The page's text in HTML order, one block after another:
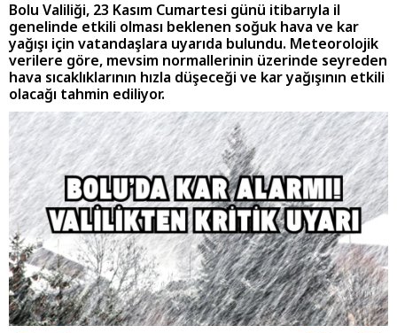
Bolu Valiliği, 23 Kasım Cumartesi günü itibarıyla il
genelinde etkili olması beklenen soğuk hava ve kar
yağışı için vatandaşlara uyarıda bulundu. Meteorolojik
verilere göre, mevsim normallerinin üzerinde seyreden
hava sıcaklıklarının hızla düşeceği ve kar yağışının etkili
olacağı tahmin ediliyor.